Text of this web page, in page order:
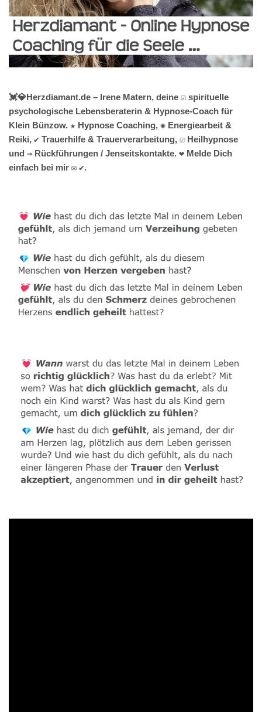
💓️💎Herzdiamant.de – Irene Matern, deine ☑️ spirituelle
psychologische Lebensberaterin & Hypnose-Coach für
Klein Bünzow. ★ Hypnose Coaching, ✺ Energiearbeit &
Reiki, ✔️ Trauerhilfe & Trauerverarbeitung, ☑️ Heilhypnose
und ⇒ Rückführungen / Jenseitskontakte. ❤ Melde Dich
einfach bei mir ✉ ✔.